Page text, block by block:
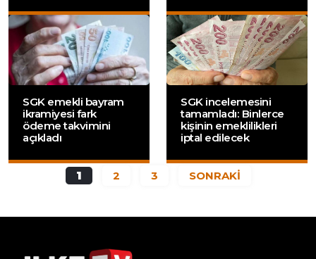
SGK emekli bayram
ikramiyesi fark
ödeme takvimini
açıkladı
SGK incelemesini
tamamladı: Binlerce
kişinin emeklilikleri
iptal edilecek
1 2 3 SONRAKİ